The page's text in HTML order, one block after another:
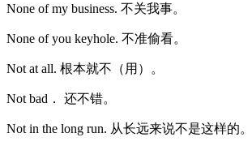
None of my business. 不关我事。
None of you keyhole. 不准偷看。
Not at all. 根本就不（用）。
Not bad． 还不错。
Not in the long run. 从长远来说不是这样的。